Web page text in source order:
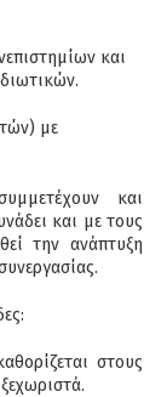
και
με
και
και με τους
την ανάπτυξη
στους